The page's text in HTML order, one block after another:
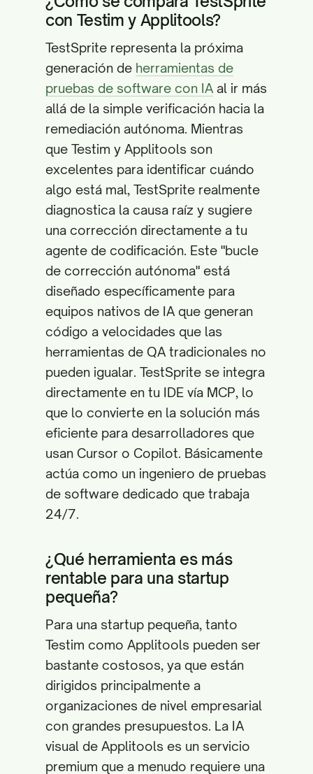
con Testim y Applitools?
TestSprite representa la próxima
generación de herramientas de
pruebas de software con IA al ir más
allá de la simple verificación hacia la
remediación autónoma. Mientras
que Testim y Applitools son
excelentes para identificar cuándo
algo está mal, TestSprite realmente
diagnostica la causa raíz y sugiere
una corrección directamente a tu
agente de codificación. Este "bucle
de corrección autónoma" está
diseñado específicamente para
equipos nativos de IA que generan
código a velocidades que las
herramientas de QA tradicionales no
pueden igualar. TestSprite se integra
directamente en tu IDE vía MCP, lo
que lo convierte en la solución más
eficiente para desarrolladores que
usan Cursor o Copilot. Básicamente
actúa como un ingeniero de pruebas
de software dedicado que trabaja
24/7.
¿Qué herramienta es más
rentable para una startup
pequeña?
Para una startup pequeña, tanto
Testim como Applitools pueden ser
bastante costosos, ya que están
dirigidos principalmente a
organizaciones de nivel empresarial
con grandes presupuestos. La IA
visual de Applitools es un servicio
premium que a menudo requiere una